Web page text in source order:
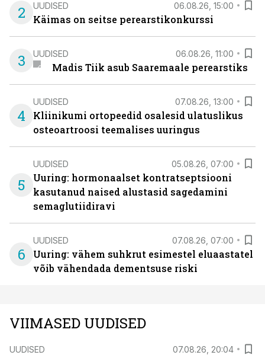
2 UUDISED 06.08.26, 15:00
Käimas on seitse perearstikonkurssi
3 UUDISED 06.08.26, 11:00
Madis Tiik asub Saaremaale perearstiks
4
UUDISED 07.08.26, 13:00
Kliinikumi ortopeedid osalesid ulatuslikus
osteoartroosi teemalises uuringus
5
UUDISED 05.08.26, 07:00
Uuring: hormonaalset kontratseptsiooni
kasutanud naised alustasid sagedamini
semaglutiidiravi
6
UUDISED 07.08.26, 07:00
Uuring: vähem suhkrut esimestel eluaastatel
võib vähendada dementsuse riski
VIIMASED UUDISED
UUDISED 07.08.26, 20:04